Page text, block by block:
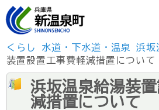
くらし 水道・下水道・温泉 浜坂
装置設置工事費軽減措置について
浜坂温泉給湯装
減措置について